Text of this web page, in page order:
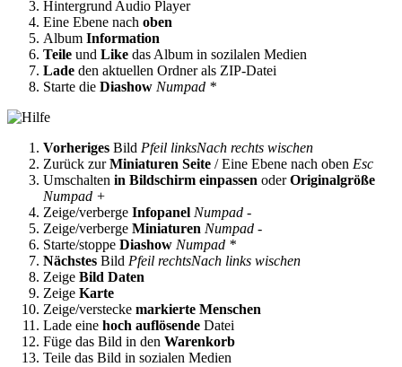
Hintergrund Audio Player
Eine Ebene nach oben
Album Information
Teile und Like das Album in sozilalen Medien
Lade den aktuellen Ordner als ZIP-Datei
Starte die Diashow Numpad *
Vorheriges Bild Pfeil linksNach rechts wischen
Zurück zurMiniaturen Seite / Eine Ebene nach oben Esc
Umschalten in Bildschirm einpassen oderOriginalgröße
Numpad +
Zeige/verberge Infopanel Numpad -
Zeige/verberge Miniaturen Numpad -
Starte/stoppe Diashow Numpad *
Nächstes Bild Pfeil rechtsNach links wischen
Zeige Bild Daten
Zeige Karte
Zeige/verstecke markierte Menschen
Lade eine hoch auflösende Datei
Füge das Bild in den Warenkorb
Teile das Bild in sozialen Medien